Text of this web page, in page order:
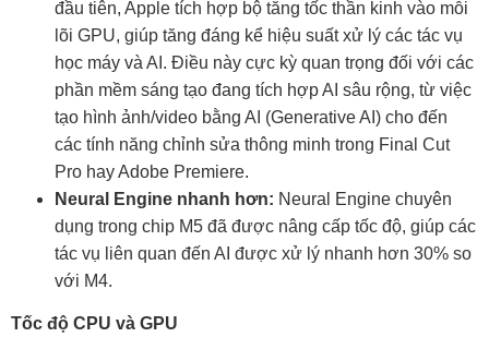
đầu tiên, Apple tích hợp bộ tăng tốc thần kinh vào mỗi
lõi GPU, giúp tăng đáng kể hiệu suất xử lý các tác vụ
học máy và AI. Điều này cực kỳ quan trọng đối với các
phần mềm sáng tạo đang tích hợp AI sâu rộng, từ việc
tạo hình ảnh/video bằng AI (Generative AI) cho đến
các tính năng chỉnh sửa thông minh trong Final Cut
Pro hay Adobe Premiere.
Neural Engine nhanh hơn: Neural Engine chuyên
dụng trong chip M5 đã được nâng cấp tốc độ, giúp các
tác vụ liên quan đến AI được xử lý nhanh hơn 30% so
với M4.
Tốc độ CPU và GPU